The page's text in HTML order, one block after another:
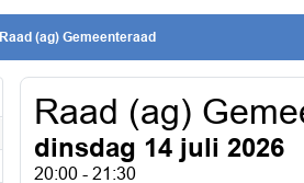
Raad (ag) Gemeenteraad
Raad (ag)
dinsdag 14 juli 2026
20:00 - 21:30